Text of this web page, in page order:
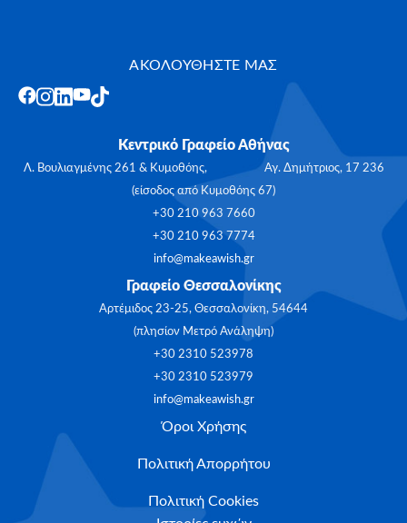
ΑΚΟΛΟΥΘΗΣΤΕ ΜΑΣ
Κεντρικό Γραφείο Αθήνας
Λ. Βουλιαγμένης 261 & Κυμοθόης, Αγ. Δημήτριος, 17 236
(είσοδος από Κυμοθόης 67)
+30 210 963 7660
+30 210 963 7774
info@makeawish.gr
Γραφείο Θεσσαλονίκης
Αρτέμιδος 23-25, Θεσσαλονίκη, 54644
(πλησίον Μετρό Ανάληψη)
+30 2310 523978
+30 2310 523979
info@makeawish.gr
Όροι Χρήσης
Πολιτική Απορρήτου
Πολιτική Cookies